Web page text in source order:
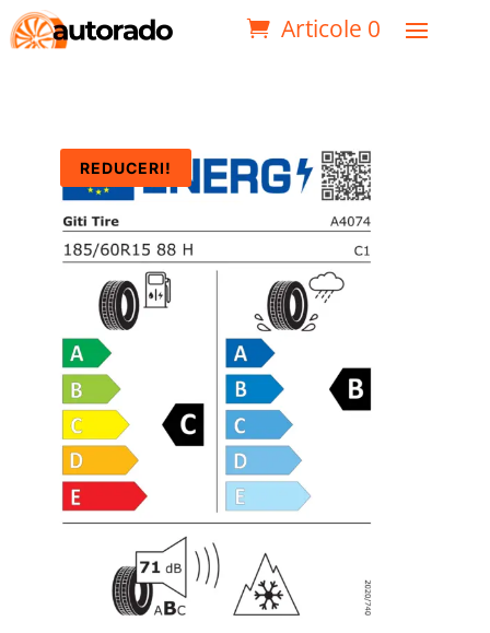
Articole 0
REDUCERI!